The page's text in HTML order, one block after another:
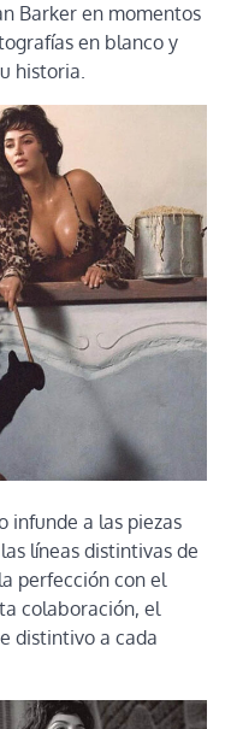
Barker en momentos
en blanco y
historia.
infunde a las piezas
líneas distintivas de
perfección con el
colaboración, el
distintivo a cada